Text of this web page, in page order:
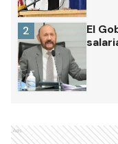
El
2
Ads